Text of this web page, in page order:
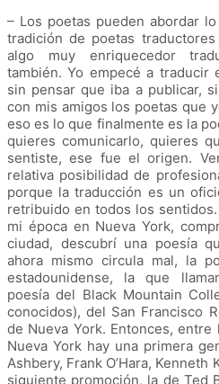
– Los poetas pueden abordar
tradición de poetas
algo muy enriquecedor
también. Yo empecé a traducir
sin pensar que iba a publicar,
con mis amigos los poetas que
eso es lo que finalmente es la
quieres comunicarlo, quieres
sentiste, ese fue el origen.
relativa posibilidad de
porque la traducción es un
retribuido en todos los
mi época en Nueva York,
ciudad, descubrí una poesía
ahora mismo circula mal, la
estadounidense, la que
poesía del Black Mountain
conocidos), del San Francisco
de Nueva York. Entonces,
Nueva York hay una primera
Ashbery, Frank O’Hara,
siguiente promoción, la de Ted